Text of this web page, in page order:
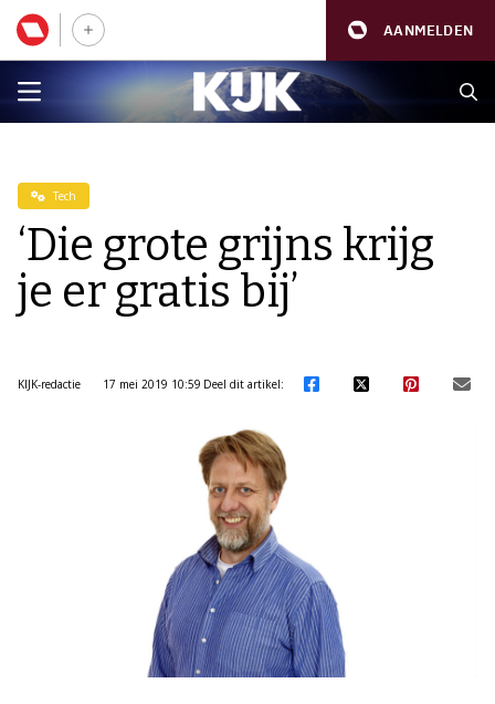
AANMELDEN
Tech
‘Die grote grijns krijg
je er gratis bij’
KIJK-redactie 17 mei 2019 10:59 Deel dit artikel: